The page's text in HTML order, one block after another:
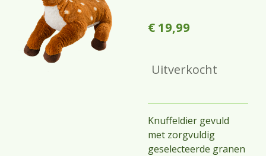
€ 19,99
Uitverkocht
Knuffeldier gevuld
met zorgvuldig
geselecteerde granen